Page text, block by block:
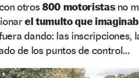
otros800 motoristasno
el tumulto que
dando: las inscripciones,
de los puntos de control…